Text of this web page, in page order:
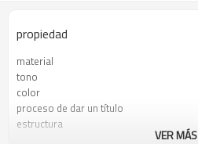
propiedad
material
tono
color
proceso de dar un título
estructura
VER MÁS